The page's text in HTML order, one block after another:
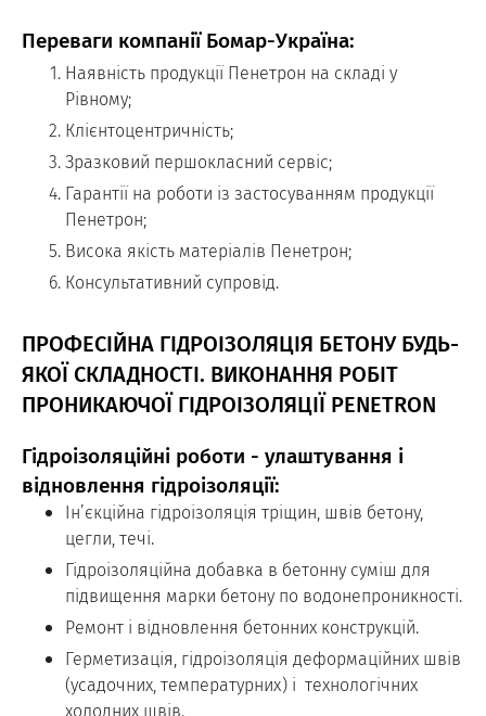
Переваги компанії Бомар-Україна:
Наявність продукції Пенетрон на складі у
Рівному;
Клієнтоцентричність;
Зразковий першокласний сервіс;
Гарантії на роботи із застосуванням продукції
Пенетрон;
Висока якість матеріалів Пенетрон;
Консультативний супровід.
ПРОФЕСІЙНА ГІДРОІЗОЛЯЦІЯ БЕТОНУ БУДЬ-
ЯКОЇ СКЛАДНОСТІ. ВИКОНАННЯ РОБІТ
ПРОНИКАЮЧОЇ ГІДРОІЗОЛЯЦІЇ PENETRON
Гідроізоляційні роботи - улаштування і
відновлення гідроізоляції:
Ін’єкційна гідроізоляція тріщин, швів бетону,
цегли, течі.
Гідроізоляційна добавка в бетонну суміш для
підвищення марки бетону по водонепроникності.
Ремонт і відновлення бетонних конструкцій.
Герметизація, гідроізоляція деформаційних швів
(усадочних, температурних) і технологічних
холодних швів.